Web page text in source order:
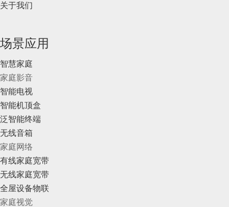
关于我们
场景应用
智慧家庭
家庭影音
智能电视
智能机顶盒
泛智能终端
无线音箱
家庭网络
有线家庭宽带
无线家庭宽带
全屋设备物联
家庭视觉